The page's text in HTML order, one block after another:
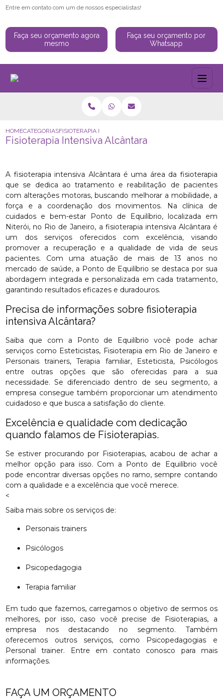
Entre em contato com um de nossos especialistas!
Faça seu orçamento agora
mesmo
Faça seu orçamento por
Whatsapp
HOMECATEGORIASFISIOTERAPIA INTENSIVA ALCÂNTARA
Fisioterapia Intensiva Alcântara
A fisioterapia intensiva Alcântara é uma área da fisioterapia
que se dedica ao tratamento e reabilitação de pacientes
com alterações motoras, buscando melhorar a mobilidade, a
força e a coordenação dos movimentos. Na clínica de
cuidados e bem-estar Ponto de Equilíbrio, localizada em
Niterói, no Rio de Janeiro, a fisioterapia intensiva Alcântara é
um dos serviços oferecidos com excelência, visando
promover a recuperação e a qualidade de vida de seus
pacientes. Com uma atuação de mais de 13 anos no
mercado de saúde, a Ponto de Equilíbrio se destaca por sua
abordagem integrada e personalizada em cada tratamento,
garantindo resultados eficazes e duradouros.
Precisa de informações sobre fisioterapia
intensiva Alcântara?
Saiba que com a Ponto de Equilíbrio você pode achar
serviços como Esteticistas, Fisioterapia em Rio de Janeiro e
Personais trainers, Terapia familiar, Esteticista, Psicólogos
entre outras opções que são oferecidas para a sua
necessidade. Se diferenciado dentro de seu segmento, a
empresa consegue também proporcionar um atendimento
cuidadoso e que busca a satisfação do cliente.
Excelência e qualidade com dedicação
quando falamos de Fisioterapias.
Se estiver procurando por Fisioterapias, acabou de achar a
melhor opção para isso. Com a Ponto de Equilíbrio você
pode encontrar diversas opções no ramo, sempre contando
com a qualidade e a excelência que você merece.
<
Saiba mais sobre os serviços de:
Personais trainers
Psicólogos
Psicopedagogia
Terapia familiar
Em tudo que fazemos, carregamos o objetivo de sermos os
melhores, por isso, caso você precise de Fisioterapias, a
empresa nos destacando no segmento. Também
oferecemos outros serviços, como Psicopedagogias e
Personal trainer. Entre em contato conosco para mais
informações.
FAÇA UM ORÇAMENTO